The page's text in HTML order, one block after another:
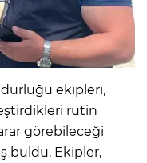
ekipleri,
rutin
görebileceği
buldu. Ekipler,